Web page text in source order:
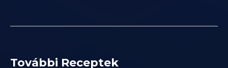
További Receptek